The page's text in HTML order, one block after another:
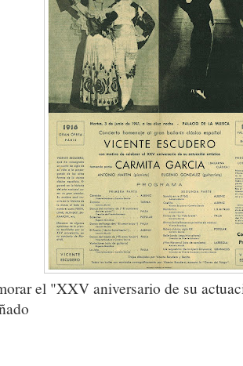
el "XXV aniversario de su